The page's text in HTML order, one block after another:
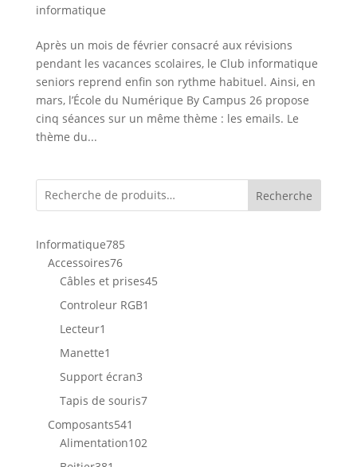
informatique
Après un mois de février consacré aux révisions
pendant les vacances scolaires, le Club informatique
seniors reprend enfin son rythme habituel. Ainsi, en
mars, l’École du Numérique By Campus 26 propose
cinq séances sur un même thème : les emails. Le
thème du...
Recherche
Informatique785785
Accessoires7676
produits
Câbles et prises4545
Controleur RGB1
Lecteur1
produit
Manette1
produit
Support écran33
produits
Tapis de souris77
Composants541
produits
Alimentation102102